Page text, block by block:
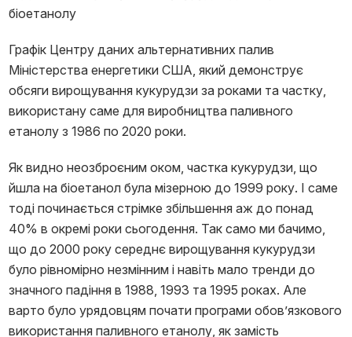
Графік Центру даних альтернативних палив
Міністерства енергетики США, який демонструє
обсяги вирощування кукурудзи за роками та частку,
використану саме для виробництва паливного
етанолу з 1986 по 2020 роки.
Як видно неозброєним оком, частка кукурудзи, що
йшла на біоетанол була мізерною до 1999 року. І саме
тоді починається стрімке збільшення аж до понад
40% в окремі роки сьогодення. Так само ми бачимо,
що до 2000 року середнє вирощування кукурудзи
було рівномірно незмінним і навіть мало тренди до
значного падіння в 1988, 1993 та 1995 роках. Але
варто було урядовцям почати програми обов’язкового
використання паливного етанолу, як замість